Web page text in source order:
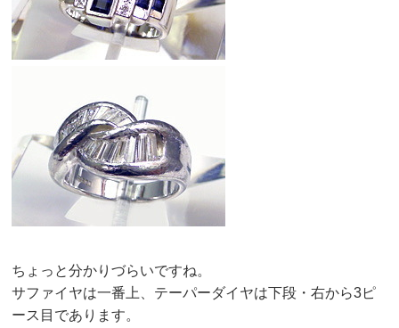
ちょっと分かりづらいですね。
サファイヤは一番上、テーパーダイヤは下段・右から3ピ
ース目であります。